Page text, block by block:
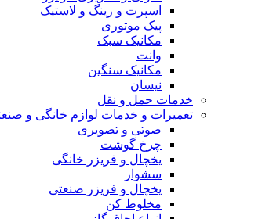
اسپرت و رینگ و لاستیک
پیک موتوری
مکانیک سبک
وانت
مکانیک سنگین
نیسان
خدمات حمل و نقل
تعمیرات و خدمات لوازم خانگی و
صوتی و تصویری
چرخ گوشت
یخچال و فریزر خانگی
سشوار
یخچال و فریزر صنعتی
مخلوط کن